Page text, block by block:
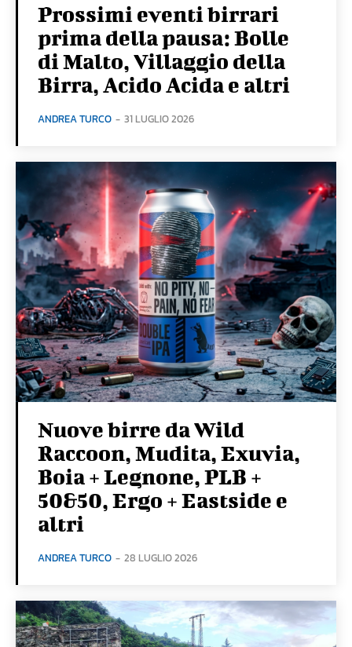
Prossimi eventi birrari
prima della pausa: Bolle
di Malto, Villaggio della
Birra, Acido Acida e altri
ANDREA TURCO - 31 LUGLIO 2026
Nuove birre da Wild
Raccoon, Mudita, Exuvia,
Boia + Legnone, PLB +
50&50, Ergo + Eastside e
altri
ANDREA TURCO - 28 LUGLIO 2026